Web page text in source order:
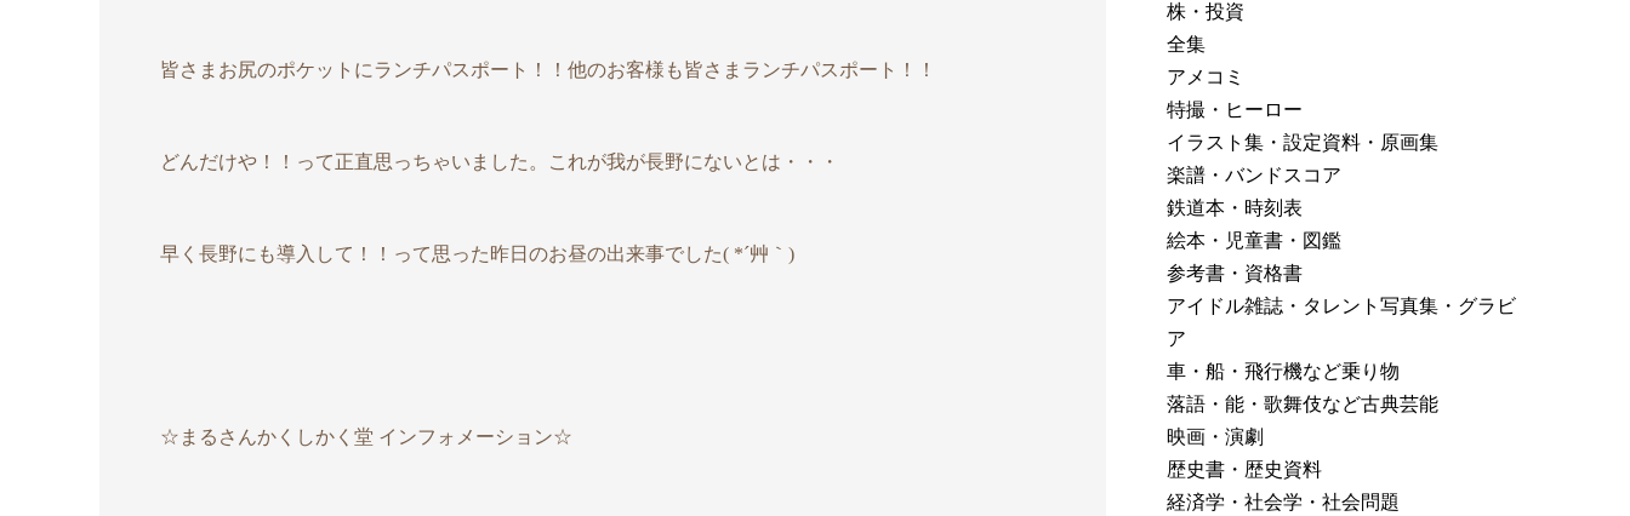
皆さまお尻のポケットにランチパスポート！！他のお客様も皆さまランチパスポート！！
どんだけや！！って正直思っちゃいました。これが我が長野にないとは・・・
早く長野にも導入して！！って思った昨日のお昼の出来事でした( *´艸｀)
☆まるさんかくしかく堂 インフォメーション☆
株・投資
全集
アメコミ
特撮・ヒーロー
イラスト集・設定資料・原画集
楽譜・バンドスコア
鉄道本・時刻表
絵本・児童書・図鑑
参考書・資格書
アイドル雑誌・タレント写真集・グラビ
ア
車・船・飛行機など乗り物
落語・能・歌舞伎など古典芸能
映画・演劇
歴史書・歴史資料
経済学・社会学・社会問題